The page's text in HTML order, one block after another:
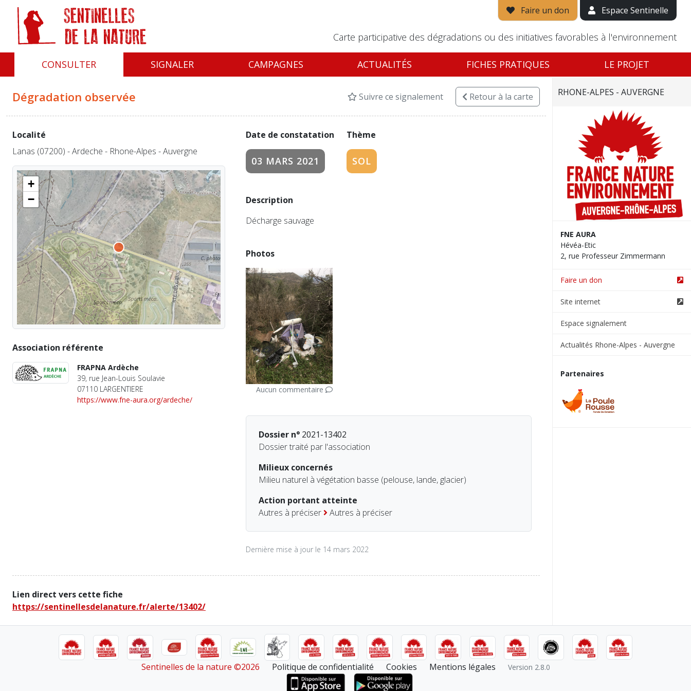
Faire un don Espace Sentinelle
Carte participative des dégradations ou des initiatives favorables à l'environnement
CONSULTER SIGNALER CAMPAGNES ACTUALITÉS FICHES PRATIQUES LE PROJET
Dégradation observée Suivre ce signalement Retourà la carte
Date de constatation
03 MARS 2021
Thème
SOL
Description
Décharge sauvage
Photos
Aucun commentaire
Dossier n°2021-13402
Dossier traité par l'association
Milieux concernés
Milieu naturel à végétation basse (pelouse, lande, glacier)
Action portant atteinte
Autres à préciser
Autres à préciser
Dernière mise à jour le 14 mars 2022
Localité
Lanas (07200) - Ardeche - Rhone-Alpes - Auvergne
+
−
Association référente
FRAPNA Ardèche
39, rue Jean-Louis Soulavie
07110 LARGENTIERE
https://www.fne-aura.org/ardeche/
Lien direct vers cette fiche
https://sentinellesdelanature.fr/alerte/13402/
RHONE-ALPES - AUVERGNE
FNE AURA
Hévéa-Etic
2, rue Professeur Zimmermann
Faire un don
Site internet
Espace signalement
Actualités Rhone-Alpes - Auvergne
Partenaires
Sentinelles de la nature ©2026 Politique de confidentialité Cookies Mentions légales Version 2.8.0
Panneau de gestion des cookies